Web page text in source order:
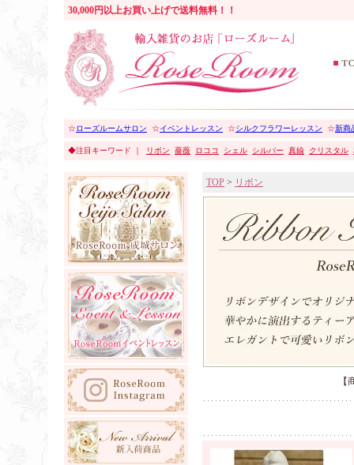
30,000円以上お買い上げで送料無料！！
☆ローズルームサロン ☆イベントレッスン ☆シルクフラワーレッスン ☆新商
◆注目キーワード ｜ リボン 薔薇 ロココ シェル シルバー 真鍮 クリスタル
TOP > リボン